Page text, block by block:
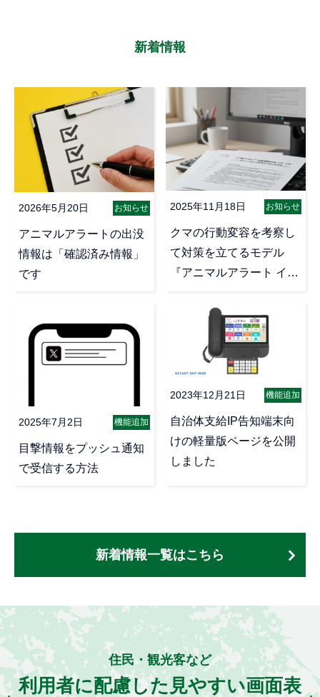
新着情報
2026年5月20日 お知らせ
アニマルアラートの出没
情報は「確認済み情報」
です
2025年11月18日 お知らせ
クマの行動変容を考察し
て対策を立てるモデル
『アニマルアラート イン
2025年7月2日 機能追加
目撃情報をプッシュ通知
で受信する方法
2023年12月21日 機能追加
自治体支給IP告知端末向
けの軽量版ページを公開
しました
新着情報一覧はこちら
住民・観光客など
利用者に配慮した見やすい画面表